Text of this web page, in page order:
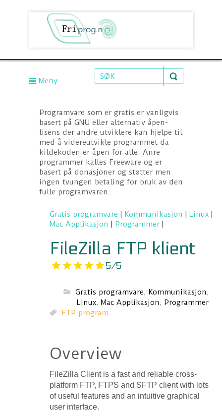
Meny
Programvare som er gratis er vanligvis
basert på GNU eller alternativ åpen-
lisens der andre utviklere kan hjelpe til
med å videreutvikle programmet da
kildekoden er åpen for alle. Anre
programmer kalles Freeware og er
basert på donasjoner og støtter men
ingen tvungen betaling for bruk av den
fulle programvaren.
Gratis programvare Kommunikasjon |Linux
Mac Applikasjon
Programmer|
FileZilla FTP klient
5/5
Gratis programvare, Kommunikasjon,
Linux,Mac Applikasjon, Programmer
FTP program
Overview
FileZilla Client is a fast and reliable cross-
platform FTP, FTPS and SFTP client with lots
of useful features and an intuitive graphical
user interface.